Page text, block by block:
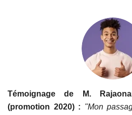
Témoignage de M.
(promotion 2020) : "Mon